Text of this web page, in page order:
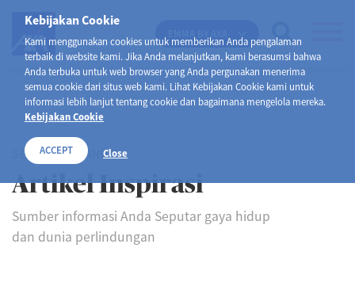
Kebijakan Cookie
Kami menggunakan cookies untuk memberikan Anda pengalaman
terbaik di website kami. Jika Anda melanjutkan, kami berasumsi bahwa
Anda terbuka untuk web browser yang Anda pergunakan menerima
semua cookie dari situs web kami. Lihat Kebijakan Cookie kami untuk
informasi lebih lanjut tentang cookie dan bagaimana mengelola mereka.
Kebijakan Cookie
ACCEPT Close
SELAMAT DATANG DI
Artikel Inspirasi
Sumber informasi Anda Seputar gaya hidup
dan dunia perlindungan